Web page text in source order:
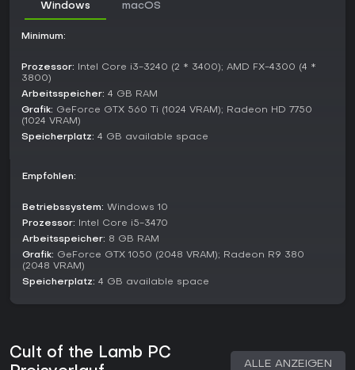
Kult-Management-Spaß und den Artstyle, auch wenn Lade-
zu viel Komplexität - mit prozeduralen Elementen und DLCs
vom ausbalancierten Mix, besonders bei skurrilen
Geschichten.
Windows macOS
Minimum:
Prozessor: Intel Core i3-3240 (2 * 3400); AMD FX-4300 (4 *
3800)
Arbeitsspeicher: 4 GB RAM
Grafik: GeForce GTX 560 Ti (1024 VRAM); Radeon HD 7750
(1024 VRAM)
Speicherplatz: 4 GB available space
Empfohlen:
Betriebssystem: Windows 10
Prozessor: Intel Core i5-3470
Arbeitsspeicher: 8 GB RAM
Grafik: GeForce GTX 1050 (2048 VRAM); Radeon R9 380
(2048 VRAM)
Speicherplatz: 4 GB available space
Cult of the Lamb PC
ALLE ANZEIGEN